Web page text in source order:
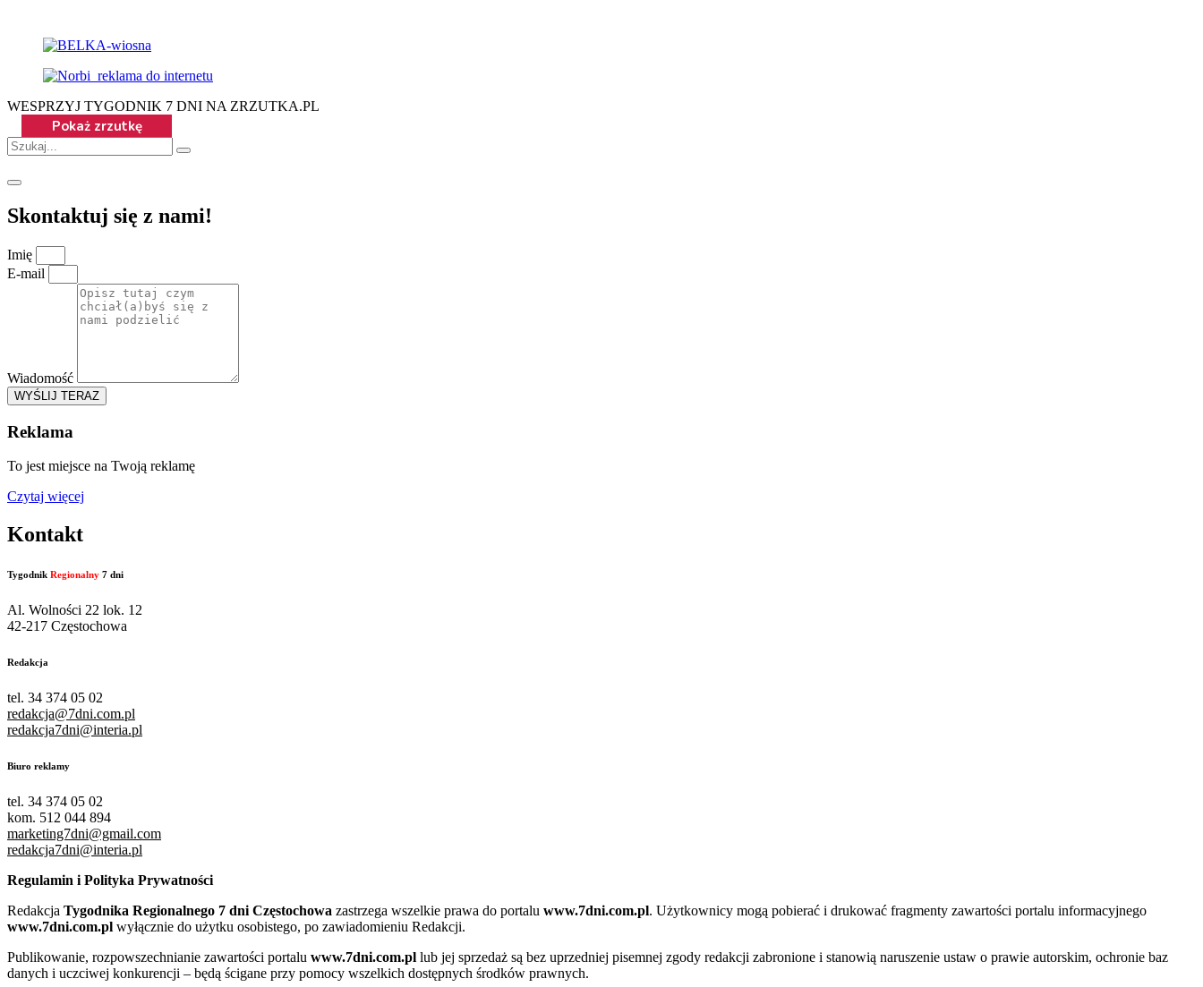
WESPRZYJ TYGODNIK 7 DNI NA ZRZUTKA.PL
Skontaktuj się z nami!
Imię
E-mail
Wiadomość
WYŚLIJ TERAZ
Reklama
To jest miejsce na Twoją reklamę
Czytaj więcej
Kontakt
Tygodnik Regionalny 7 dni
Al. Wolności 22 lok. 12
42-217 Częstochowa
Redakcja
tel. 34 374 05 02
redakcja@7dni.com.pl
redakcja7dni@interia.pl
Biuro reklamy
tel. 34 374 05 02
kom. 512 044 894
marketing7dni@gmail.com
redakcja7dni@interia.pl
Regulamin i Polityka Prywatności
Redakcja Tygodnika Regionalnego 7 dni Częstochowa zastrzega wszelkie prawa do portalu www.7dni.com.pl. Użytkownicy mogą pobierać i drukować fragmenty zawartości portalu informacyjnego
www.7dni.com.pl wyłącznie do użytku osobistego, po zawiadomieniu Redakcji.
Publikowanie, rozpowszechnianie zawartości portalu www.7dni.com.pl lub jej sprzedaż są bez uprzedniej pisemnej zgody redakcji zabronione i stanowią naruszenie ustaw o prawie autorskim, ochronie baz
danych i uczciwej konkurencji – będą ścigane przy pomocy wszelkich dostępnych środków prawnych.